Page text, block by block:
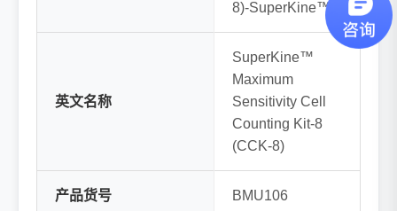
8)-SuperKine™
英文名称
SuperKine™
Maximum
Sensitivity Cell
Counting Kit-8
(CCK-8)
产品货号 BMU106